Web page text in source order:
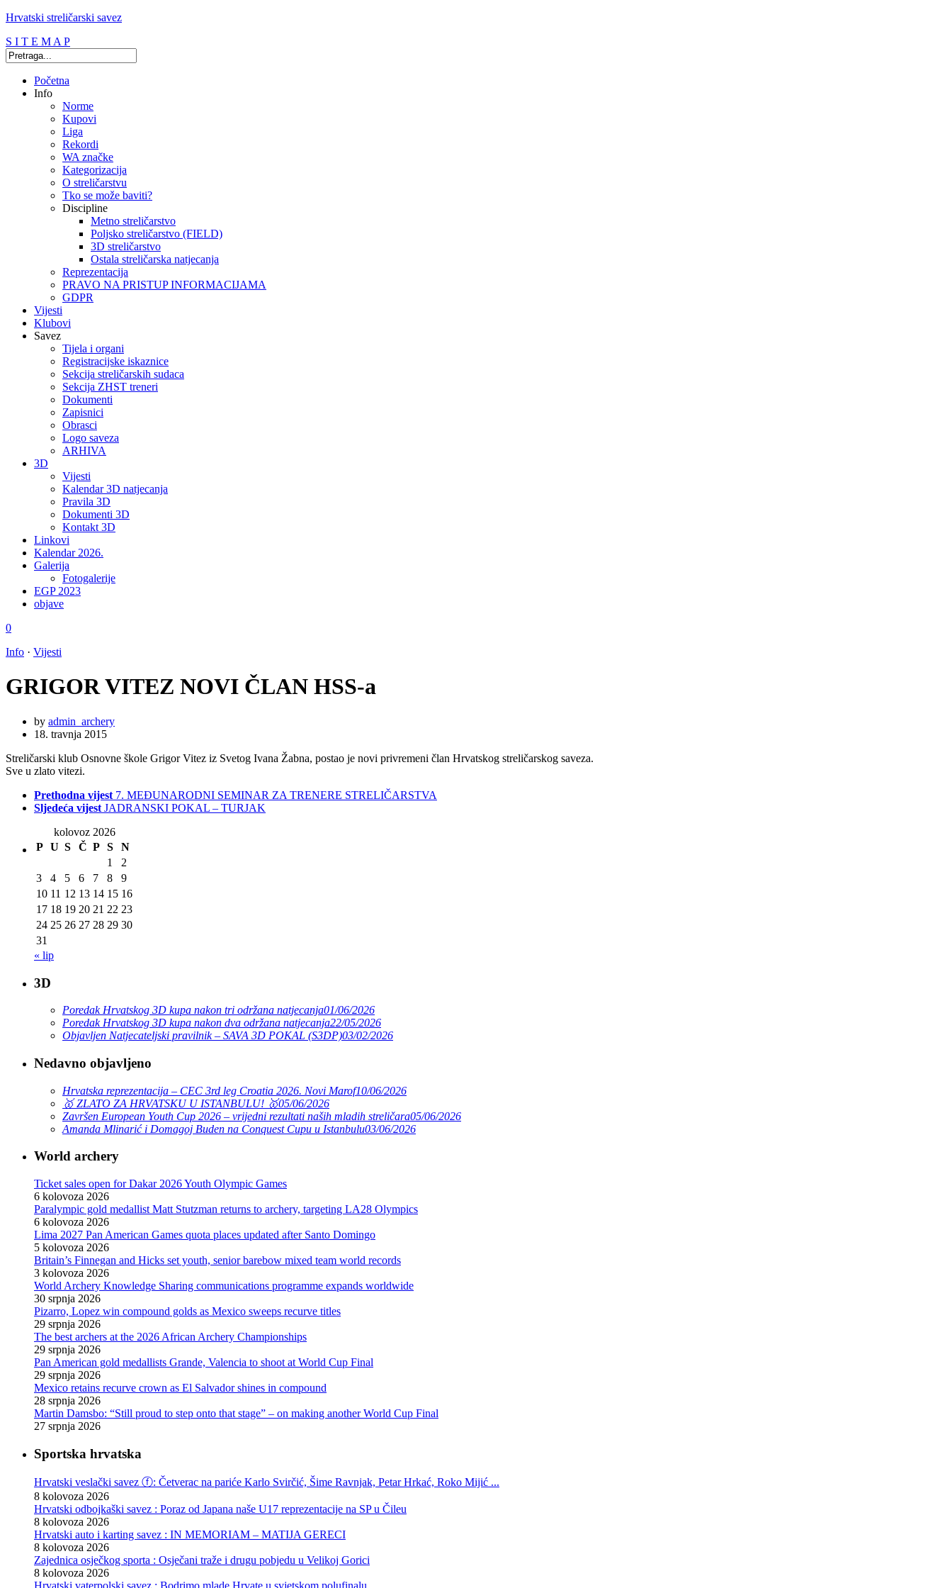
Hrvatski streličarski savez
S I T E M A P
Početna
Info
Norme
Kupovi
Liga
Rekordi
WA značke
Kategorizacija
O streličarstvu
Tko se može baviti?
Discipline
Metno streličarstvo
Poljsko streličarstvo (FIELD)
3D streličarstvo
Ostala streličarska natjecanja
Reprezentacija
PRAVO NA PRISTUP INFORMACIJAMA
GDPR
Vijesti
Klubovi
Savez
Tijela i organi
Registracijske iskaznice
Sekcija streličarskih sudaca
Sekcija ZHST treneri
Dokumenti
Zapisnici
Obrasci
Logo saveza
ARHIVA
3D
Vijesti
Kalendar 3D natjecanja
Pravila 3D
Dokumenti 3D
Kontakt 3D
Linkovi
Kalendar 2026.
Galerija
Fotogalerije
EGP 2023
objave
0
Info · Vijesti
GRIGOR VITEZ NOVI ČLAN HSS-a
by admin_archery
18. travnja 2015
Streličarski klub Osnovne škole Grigor Vitez iz Svetog Ivana Žabna, postao je novi privremeni član Hrvatskog streličarskog saveza.
Sve u zlato vitezi.
Prethodna vijest 7. MEĐUNARODNI SEMINAR ZA TRENERE STRELIČARSTVA
Sljedeća vijest JADRANSKI POKAL – TURJAK
kolovoz 2026
P U S Č P S
N
1
2
3
4 5 6 7 8
9
10 11 12 13 14 15 16
17 18 19 20 21 22 23
24 25 26 27 28 29 30
31
« lip
3D
Poredak Hrvatskog 3D kupa nakon tri održana natjecanja01/06/2026
Poredak Hrvatskog 3D kupa nakon dva održana natjecanja22/05/2026
Objavljen Natjecateljski pravilnik – SAVA 3D POKAL (S3DP)03/02/2026
Nedavno objavljeno
Hrvatska reprezentacija – CEC 3rd leg Croatia 2026. Novi Marof10/06/2026
🥇 ZLATO ZA HRVATSKU U ISTANBULU! 🥇05/06/2026
Završen European Youth Cup 2026 – vrijedni rezultati naših mladih streličara05/06/2026
Amanda Mlinarić i Domagoj Buden na Conquest Cupu u Istanbulu03/06/2026
World archery
Ticket sales open for Dakar 2026 Youth Olympic Games
6 kolovoza 2026
Paralympic gold medallist Matt Stutzman returns to archery, targeting LA28 Olympics
6 kolovoza 2026
Lima 2027 Pan American Games quota places updated after Santo Domingo
5 kolovoza 2026
Britain’s Finnegan and Hicks set youth, senior barebow mixed team world records
3 kolovoza 2026
World Archery Knowledge Sharing communications programme expands worldwide
30 srpnja 2026
Pizarro, Lopez win compound golds as Mexico sweeps recurve titles
29 srpnja 2026
The best archers at the 2026 African Archery Championships
29 srpnja 2026
Pan American gold medallists Grande, Valencia to shoot at World Cup Final
29 srpnja 2026
Mexico retains recurve crown as El Salvador shines in compound
28 srpnja 2026
Martin Damsbo: “Still proud to step onto that stage” – on making another World Cup Final
27 srpnja 2026
Sportska hrvatska
Hrvatski veslački savez ⓕ: Četverac na pariće Karlo Svirčić, Šime Ravnjak, Petar Hrkać, Roko Mijić ...
8 kolovoza 2026
Hrvatski odbojkaški savez : Poraz od Japana naše U17 reprezentacije na SP u Čileu
8 kolovoza 2026
Hrvatski auto i karting savez : IN MEMORIAM – MATIJA GERECI
8 kolovoza 2026
Zajednica osječkog sporta : Osječani traže i drugu pobjedu u Velikoj Gorici
8 kolovoza 2026
Hrvatski vaterpolski savez : Bodrimo mlade Hrvate u svjetskom polufinalu